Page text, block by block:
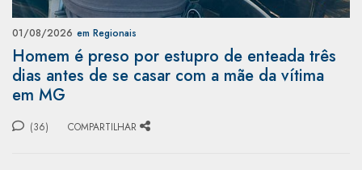
01/08/2026 em Regionais
Homem é preso por estupro de enteada três
dias antes de se casar com a mãe da vítima
em MG
(36) COMPARTILHAR